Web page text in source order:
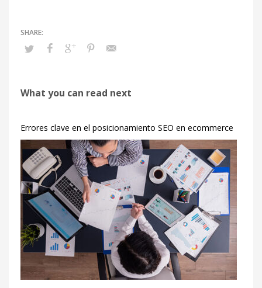
What you can read next
Errores clave en el posicionamiento SEO en ecommerce